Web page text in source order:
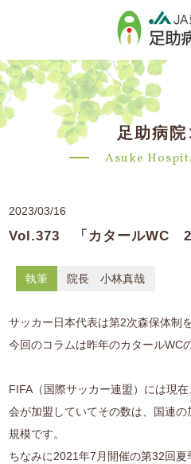
足助病院
Asuke
2023/03/16
Vol.373 「カタールWC
執筆 院長 小林真哉
サッカー日本代表は第2次森保体制
今回のコラムは昨年のカタールWC
FIFA（国際サッカー連盟）には現
会が加盟していてその数は、国連
規模です。
ちなみに2021年7月開催の第32回